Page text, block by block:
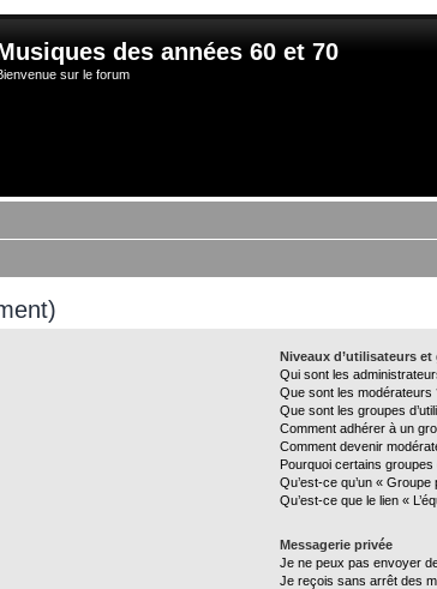
des années 60 et 70
sur le forum
Niveaux d’utilisateurs et
Qui sont les
Que sont les modérateurs
Que sont les groupes
Comment adhérer à un
Comment devenir
Pourquoi certains
Qu’est-ce qu’un « Groupe
Qu’est-ce que le lien «
Messagerie privée
Je ne peux pas envoyer
Je reçois sans arrêt des